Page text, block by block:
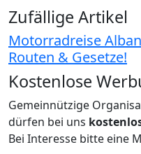
Zufällige Artikel
Motorradreise
Routen & Gesetze!
Kostenlose
Gemeinnützige
dürfen bei uns
Bei Interesse bitte eine